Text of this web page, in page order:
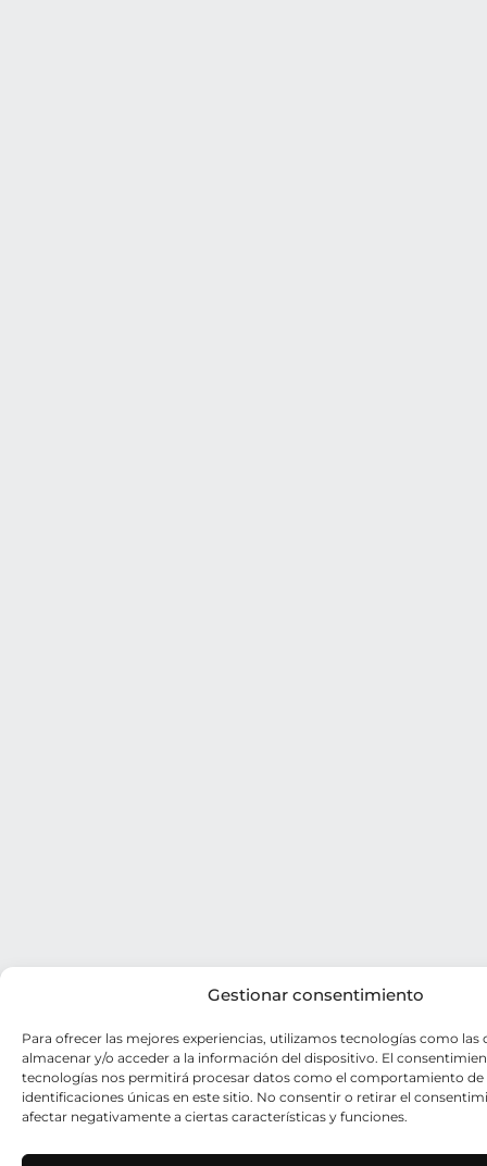
Gestionar consentimiento
Para ofrecer las mejores experiencias, utilizamos tecnologías como las
almacenar y/o acceder a la información del dispositivo. El
tecnologías nos permitirá procesar datos como el comportamiento de
identificaciones únicas en este sitio. No consentir o retirar el
afectar negativamente a ciertas características y funciones.